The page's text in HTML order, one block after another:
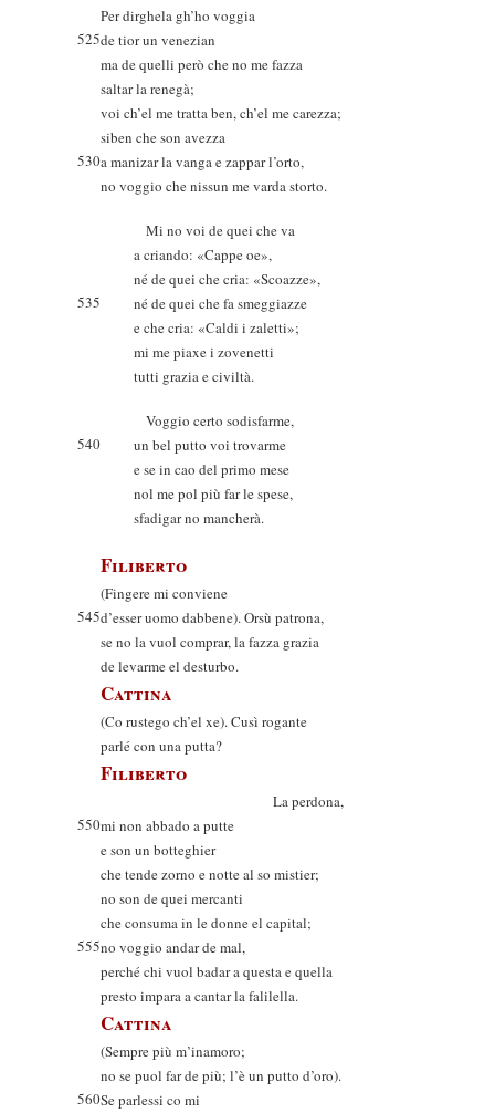
Per dirghela gh’ho voggia
525de tior un venezian
ma de quelli però che no me fazza
saltar la renegà;
voi ch’el me tratta ben, ch’el me carezza;
siben che son avezza
530a manizar la vanga e zappar l’orto,
no voggio che nissun me varda storto.
Mi no voi de quei che va
a criando: «Cappe oe»,
né de quei che cria: «Scoazze»,
535
né de quei che fa smeggiazze
e che cria: «Caldi i zaletti»;
mi me piaxe i zovenetti
tutti grazia e civiltà.
Voggio certo sodisfarme,
540
un bel putto voi trovarme
e se in cao del primo mese
nol me pol più far le spese,
sfadigar no mancherà.
Filiberto
(Fingere mi conviene
545d’esser uomo dabbene). Orsù patrona,
se no la vuol comprar, la fazza grazia
de levarme el desturbo.
Cattina
(Co rustego ch’el xe). Cusì rogante
parlé con una putta?
Filiberto
La perdona,
550mi non abbado a putte
e son un botteghier
che tende zorno e notte al so mistier;
no son de quei mercanti
che consuma in le donne el capital;
555no voggio andar de mal,
perché chi vuol badar a questa e quella
presto impara a cantar la falilella.
Cattina
(Sempre più m’inamoro;
no se puol far de più; l’è un putto d’oro).
560Se parlessi co mi